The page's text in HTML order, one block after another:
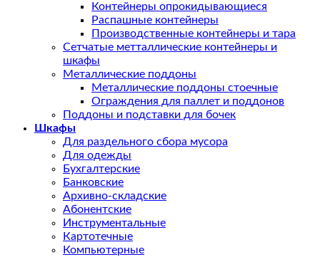
Контейнеры опрокидывающиеся
Распашные контейнеры
Производственные контейнеры и тара
Сетчатые метталлические контейнеры и
шкафы
Металлические поддоны
Металлические поддоны стоечные
Ограждения для паллет и поддонов
Поддоны и подставки для бочек
Шкафы
Для раздельного сбора мусора
Для одежды
Бухгалтерские
Банковские
Архивно-складские
Абонентские
Инструментальные
Картотечные
Компьютерные